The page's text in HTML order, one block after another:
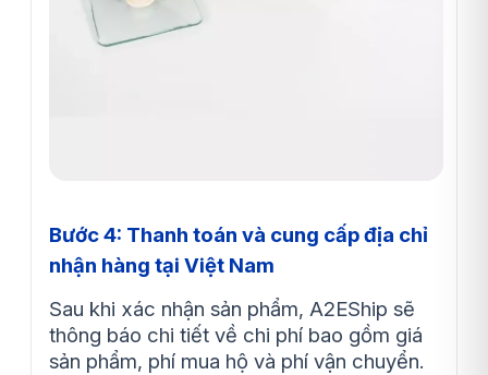
Bước 4: Thanh toán và cung cấp địa chỉ
nhận hàng tại Việt Nam
Sau khi xác nhận sản phẩm, A2EShip sẽ
thông báo chi tiết về chi phí bao gồm giá
sản phẩm, phí mua hộ và phí vận chuyển.